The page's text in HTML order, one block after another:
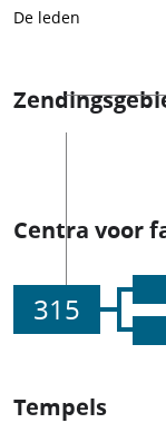
De leden
Centra voor
315
Tempels